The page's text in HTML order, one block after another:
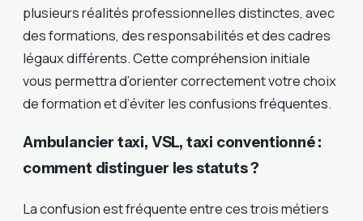
plusieurs réalités professionnelles distinctes, avec
des formations, des responsabilités et des cadres
légaux différents. Cette compréhension initiale
vous permettra d’orienter correctement votre choix
de formation et d’éviter les confusions fréquentes.
Ambulancier taxi, VSL, taxi conventionné :
comment distinguer les statuts ?
La confusion est fréquente entre ces trois métiers